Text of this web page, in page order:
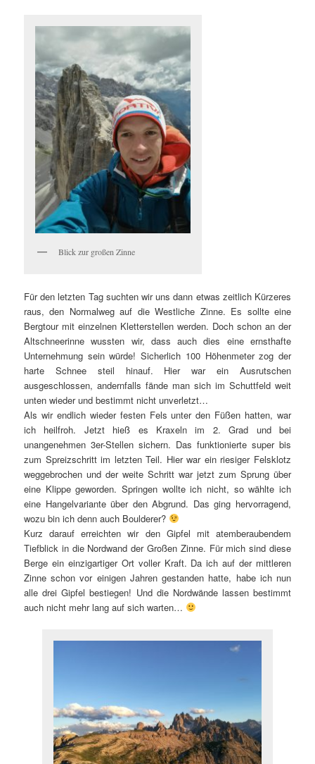
Blick zur großen Zinne
Für den letzten Tag suchten wir uns dann etwas zeitlich Kürzeres
raus, den Normalweg auf die Westliche Zinne. Es sollte eine
Bergtour mit einzelnen Kletterstellen werden. Doch schon an der
Altschneerinne wussten wir, dass auch dies eine ernsthafte
Unternehmung sein würde! Sicherlich 100 Höhenmeter zog der
harte Schnee steil hinauf. Hier war ein Ausrutschen
ausgeschlossen, andernfalls fände man sich im Schuttfeld weit
unten wieder und bestimmt nicht unverletzt…
Als wir endlich wieder festen Fels unter den Füßen hatten, war
ich heilfroh. Jetzt hieß es Kraxeln im 2. Grad und bei
unangenehmen 3er-Stellen sichern. Das funktionierte super bis
zum Spreizschritt im letzten Teil. Hier war ein riesiger Felsklotz
weggebrochen und der weite Schritt war jetzt zum Sprung über
eine Klippe geworden. Springen wollte ich nicht, so wählte ich
eine Hangelvariante über den Abgrund. Das ging hervorragend,
wozu bin ich denn auch Boulderer?
Kurz darauf erreichten wir den Gipfel mit atemberaubendem
Tiefblick in die Nordwand der Großen Zinne. Für mich sind diese
Berge ein einzigartiger Ort voller Kraft. Da ich auf der mittleren
Zinne schon vor einigen Jahren gestanden hatte, habe ich nun
alle drei Gipfel bestiegen! Und die Nordwände lassen bestimmt
auch nicht mehr lang auf sich warten…